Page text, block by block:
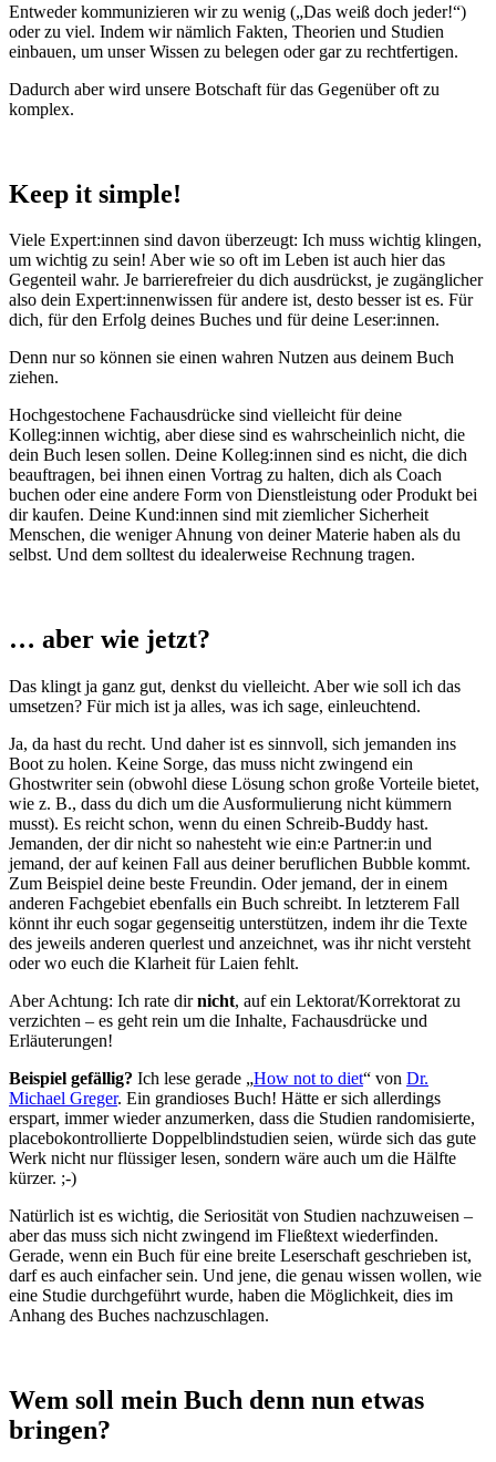
Entweder kommunizieren wir zu wenig („Das weiß doch jeder!“)
oder zu viel. Indem wir nämlich Fakten, Theorien und Studien
einbauen, um unser Wissen zu belegen oder gar zu rechtfertigen.
Dadurch aber wird unsere Botschaft für das Gegenüber oft zu
komplex.
Keep it simple!
Viele Expert:innen sind davon überzeugt: Ich muss wichtig klingen,
um wichtig zu sein! Aber wie so oft im Leben ist auch hier das
Gegenteil wahr. Je barrierefreier du dich ausdrückst, je zugänglicher
also dein Expert:innenwissen für andere ist, desto besser ist es. Für
dich, für den Erfolg deines Buches und für deine Leser:innen.
Denn nur so können sie einen wahren Nutzen aus deinem Buch
ziehen.
Hochgestochene Fachausdrücke sind vielleicht für deine
Kolleg:innen wichtig, aber diese sind es wahrscheinlich nicht, die
dein Buch lesen sollen. Deine Kolleg:innen sind es nicht, die dich
beauftragen, bei ihnen einen Vortrag zu halten, dich als Coach
buchen oder eine andere Form von Dienstleistung oder Produkt bei
dir kaufen. Deine Kund:innen sind mit ziemlicher Sicherheit
Menschen, die weniger Ahnung von deiner Materie haben als du
selbst. Und dem solltest du idealerweise Rechnung tragen.
… aber wie jetzt?
Das klingt ja ganz gut, denkst du vielleicht. Aber wie soll ich das
umsetzen? Für mich ist ja alles, was ich sage, einleuchtend.
Ja, da hast du recht. Und daher ist es sinnvoll, sich jemanden ins
Boot zu holen. Keine Sorge, das muss nicht zwingend ein
Ghostwriter sein (obwohl diese Lösung schon große Vorteile bietet,
wie z. B., dass du dich um die Ausformulierung nicht kümmern
musst). Es reicht schon, wenn du einen Schreib-Buddy hast.
Jemanden, der dir nicht so nahesteht wie ein:e Partner:in und
jemand, der auf keinen Fall aus deiner beruflichen Bubble kommt.
Zum Beispiel deine beste Freundin. Oder jemand, der in einem
anderen Fachgebiet ebenfalls ein Buch schreibt. In letzterem Fall
könnt ihr euch sogar gegenseitig unterstützen, indem ihr die Texte
des jeweils anderen querlest und anzeichnet, was ihr nicht versteht
oder wo euch die Klarheit für Laien fehlt.
Aber Achtung: Ich rate dirnicht, auf ein Lektorat/Korrektorat zu
verzichten – es geht rein um die Inhalte, Fachausdrücke und
Erläuterungen!
Beispiel gefällig? Ich lese gerade „How not to diet“ von Dr.
Michael Greger. Ein grandioses Buch! Hätte er sich allerdings
erspart, immer wieder anzumerken, dass die Studien randomisierte,
placebokontrollierte Doppelblindstudien seien, würde sich das gute
Werk nicht nur flüssiger lesen, sondern wäre auch um die Hälfte
kürzer. ;-)
Natürlich ist es wichtig, die Seriosität von Studien nachzuweisen –
aber das muss sich nicht zwingend im Fließtext wiederfinden.
Gerade, wenn ein Buch für eine breite Leserschaft geschrieben ist,
darf es auch einfacher sein. Und jene, die genau wissen wollen, wie
eine Studie durchgeführt wurde, haben die Möglichkeit, dies im
Anhang des Buches nachzuschlagen.
Wem soll mein Buch denn nun etwas
bringen?